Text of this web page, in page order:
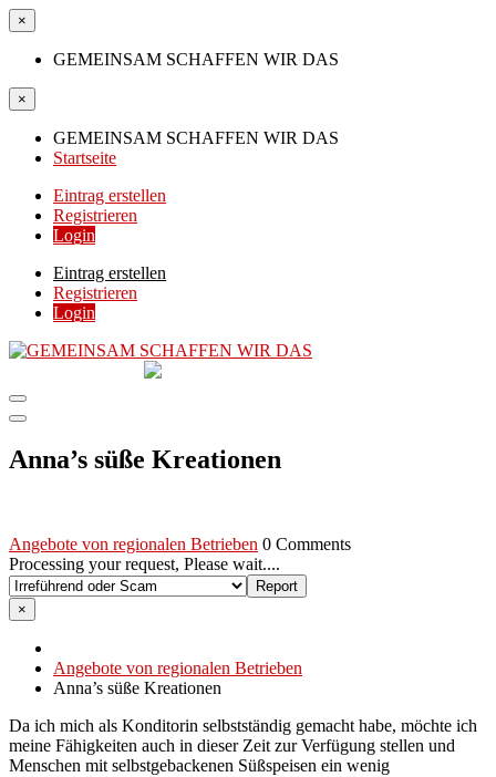
×
GEMEINSAM SCHAFFEN WIR DAS
×
GEMEINSAM SCHAFFEN WIR DAS
Startseite
Eintrag erstellen
Registrieren
Login
Eintrag erstellen
Registrieren
Login
Anna’s süße Kreationen
Angebote von regionalen Betrieben 0 Comments
Processing your request, Please wait....
×
Angebote von regionalen Betrieben
Anna’s süße Kreationen
Da ich mich als Konditorin selbstständig gemacht habe, möchte ich
meine Fähigkeiten auch in dieser Zeit zur Verfügung stellen und
Menschen mit selbstgebackenen Süßspeisen ein wenig